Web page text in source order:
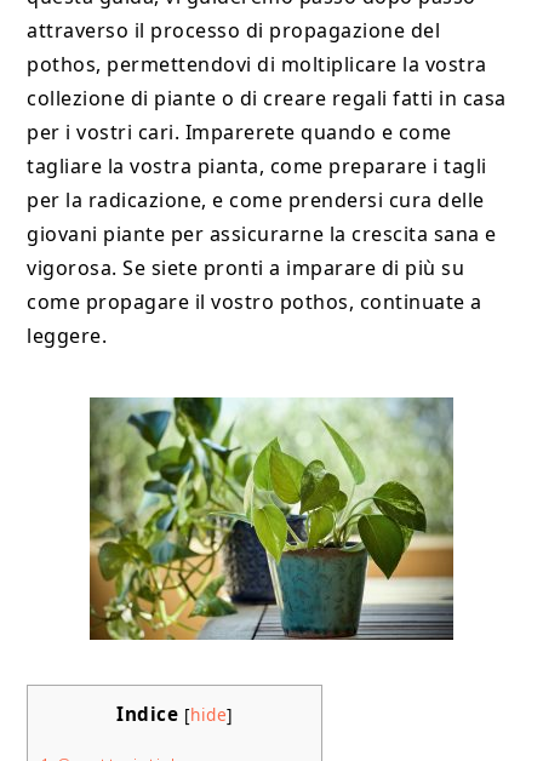
attraverso il processo di propagazione del
pothos, permettendovi di moltiplicare la vostra
collezione di piante o di creare regali fatti in casa
per i vostri cari. Imparerete quando e come
tagliare la vostra pianta, come preparare i tagli
per la radicazione, e come prendersi cura delle
giovani piante per assicurarne la crescita sana e
vigorosa. Se siete pronti a imparare di più su
come propagare il vostro pothos, continuate a
leggere.
Indice [hide]